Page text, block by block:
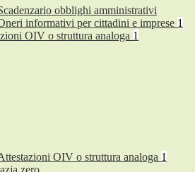
obblighi amministrativi
informativi per cittadini e imprese 1
OIV o struttura analoga 1
OIV o struttura analoga 1